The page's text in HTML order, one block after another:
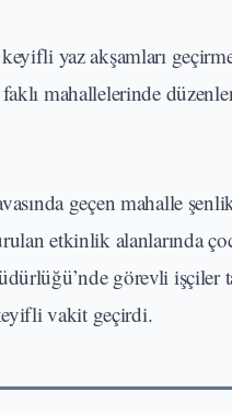
yaz akşamları
mahallelerinde
geçen mahalle
etkinlik alanlarında
görevli işçiler
vakit geçirdi.